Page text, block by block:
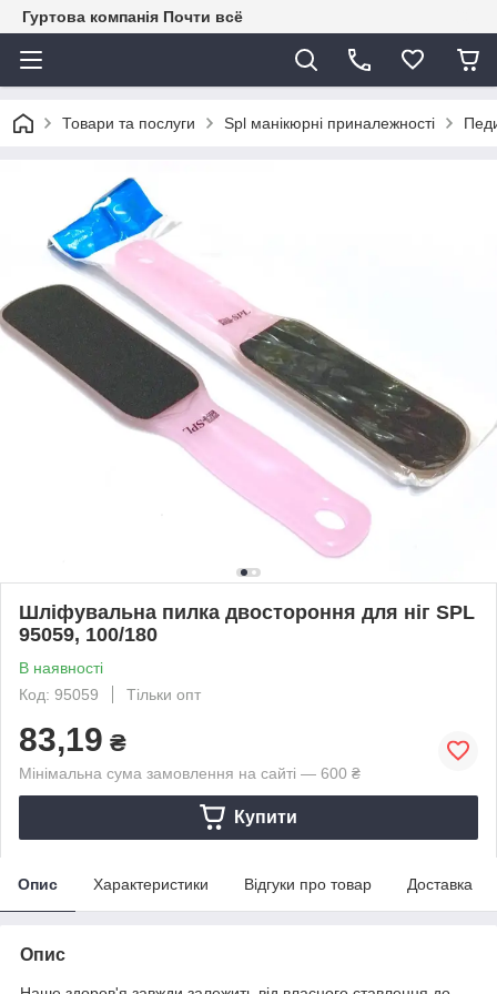
Гуртова компанія Почти всё
Товари та послуги Spl манікюрні приналежності
Шліфувальна пилка двостороння для ніг SPL
95059, 100/180
В наявності
Код: 95059
Тільки опт
83,19 ₴
Мінімальна сума замовлення на сайті — 600 ₴
Купити
Опис Характеристики Відгуки про товар Доставка
Опис